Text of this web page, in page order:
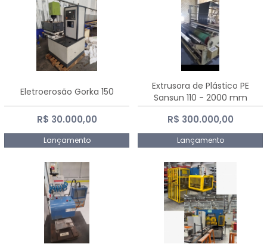
Eletroerosão Gorka 150
R$ 30.000,00
Lançamento
Extrusora de Plástico PE
Sansun 110 - 2000 mm
R$ 300.000,00
Lançamento